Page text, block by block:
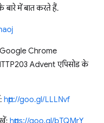
बारे में बात करते हैं.
Google Chrome
Advent एपिसोड के
http://goo.gl/LLLNvf
https://goo.gl/bTQMrY